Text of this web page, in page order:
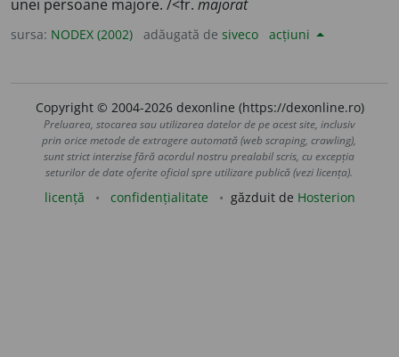
unei persoane majore. /<fr. majorat
sursa: NODEX (2002) adăugată de siveco acțiuni
Copyright © 2004-2026 dexonline (https://dexonline.ro)
Preluarea, stocarea sau utilizarea datelor de pe acest site, inclusiv
prin orice metode de extragere automată (web scraping, crawling),
sunt strict interzise fără acordul nostru prealabil scris, cu excepția
seturilor de date oferite oficial spre utilizare publică (vezi licența).
licență confidențialitate găzduit de Hosterion